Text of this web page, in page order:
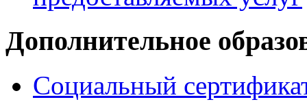
Дополнительное
Социальный